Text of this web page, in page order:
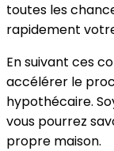
toutes les
rapidement
En suivant ces
accélérer le
hypothécaire.
vous pourrez
propre maison.